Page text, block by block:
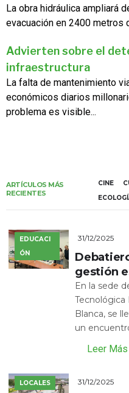
La obra hidráulica ampliará
evacuación en 2400 metros
Advierten sobre el
infraestructura
La falta de mantenimiento
económicos diarios
problema es visible...
ARTÍCULOS MÁS
RECIENTES
CINE
EDUCACI
ÓN
31/12/2025
gestión
En la sede
Tecnológica
Blanca, se
un
Leer Más
LOCALES 31/12/2025